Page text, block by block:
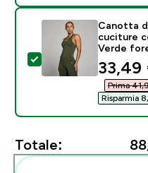
Seleziona questo
Canotta
cuciture
Verde
33,49
Prima
Risparmia
Totale: